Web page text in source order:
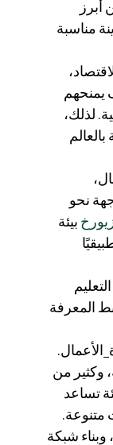
أبرز
مناسبة
يمنحهم
لذلك،
نحو
بيئة
المعرفة
وكثير من
تساعد
متنوعة.
شبكة